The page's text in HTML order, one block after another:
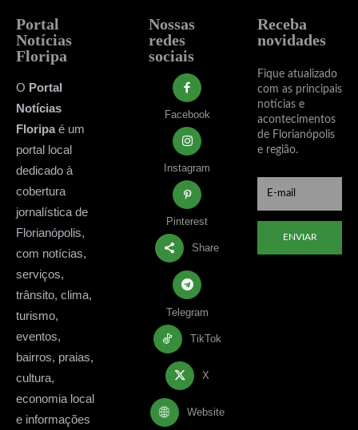
Portal
Notícias
Floripa
O Portal
Notícias
Floripaé um
portal local
dedicado à
cobertura
jornalística de
Florianópolis,
com notícias,
serviços,
trânsito, clima,
turismo,
eventos,
bairros, praias,
cultura,
economia local
e informações
Nossas
redes
sociais
Facebook
Instagram
Pinterest
Share
Telegram
TikTok
X
Website
Receba
novidades
Fique atualizado
com as principais
notícias e
acontecimentos
de Florianópolis
e região.
ENVIAR